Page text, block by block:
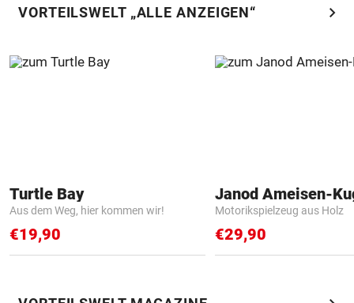
VORTEILSWELT „ALLE ANZEIGEN“ chevron_right
Turtle Bay
Aus dem Weg, hier kommen wir!
€19,90
Janod Ameisen-
Motorikspielzeug aus Holz
€29,90